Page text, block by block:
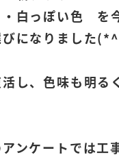
・白っぽい色 を
びになりました
し、色味も明る
ンケートでは工